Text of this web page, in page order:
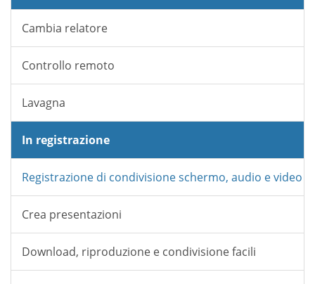
Cambia relatore
Controllo remoto
Lavagna
In registrazione
Registrazione di condivisione schermo, audio e video
Crea presentazioni
Download, riproduzione e condivisione facili